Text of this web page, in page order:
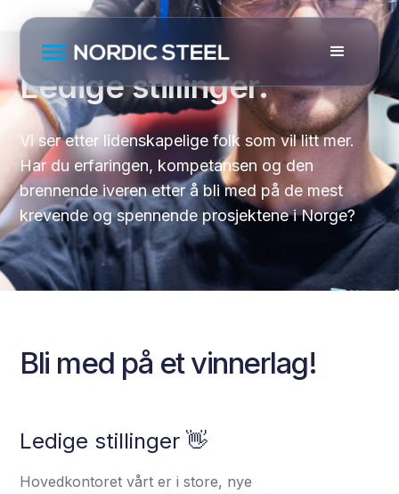
Ledige stillinger.
Vi ser etter lidenskapelige folk som vil litt mer.
Har du erfaringen, kompetansen og den
brennende iveren etter å bli med på de mest
krevende og spennende prosjektene i Norge?
Bli med på et vinnerlag!
Ledige stillinger 👋
Hovedkontoret vårt er i store, nye